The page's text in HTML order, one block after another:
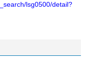
lsg0500/detail?